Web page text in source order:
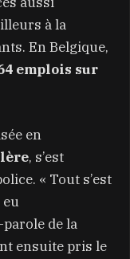
à la
En Belgique,
emplois sur
en
, s’est
« Tout s’est
eu
de la
ensuite pris le